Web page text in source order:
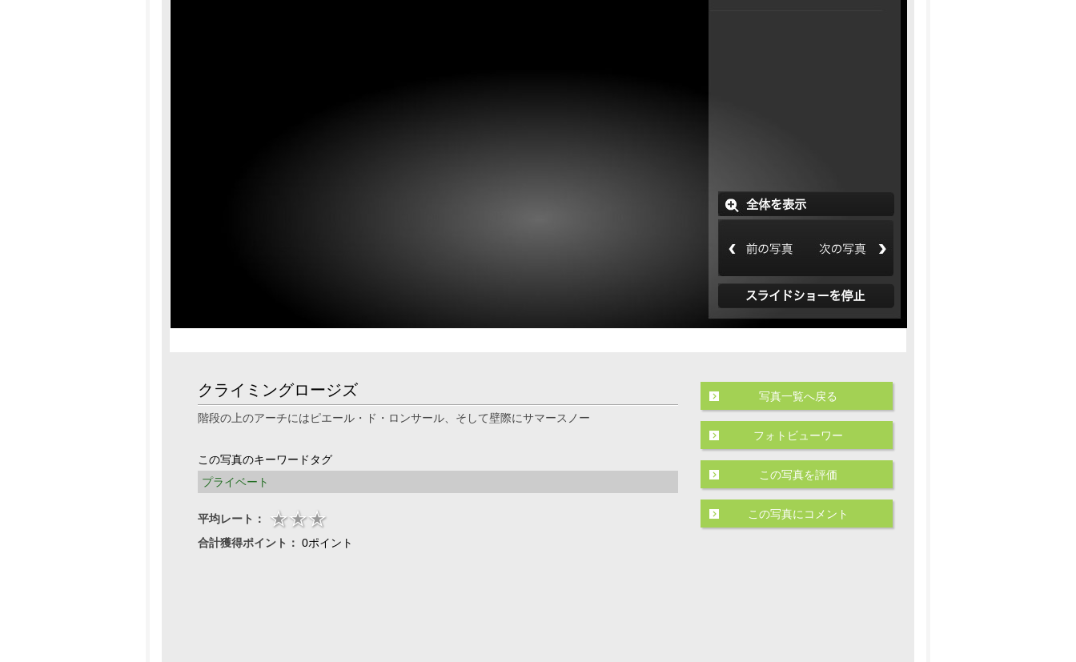
クライミングロージズ
階段の上のアーチにはピエール・ド・ロンサール、そして壁際にサマースノー
この写真のキーワードタグ
プライベート
平均レート：
合計獲得ポイント： 0ポイント
写真一覧へ戻る
フォトビューワー
この写真を評価
この写真にコメント